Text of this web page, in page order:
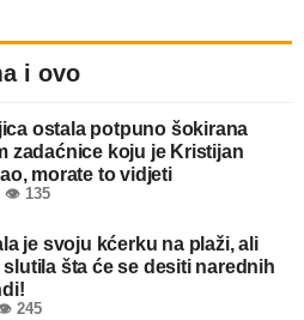
i ovo
ostala potpuno šokirana
zadaćnice koju je Kristijan
morate to vidjeti
👁 135
je svoju kćerku na plaži, ali
slutila šta će se desiti narednih
245